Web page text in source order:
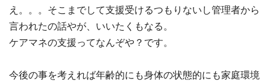
え。。。そこまでして支援受けるつもりないし管理者から
言われたの話やが、いいたくもなる。
ケアマネの支援ってなんぞや？です。
今後の事を考えれば年齢的にも身体の状態的にも家庭環境